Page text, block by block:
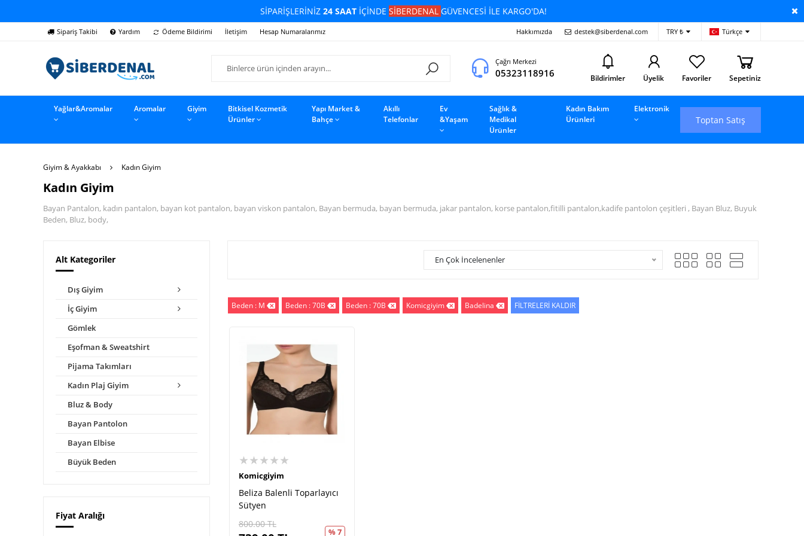
SİPARİŞLERİNİZ 24 SAATİÇİNDE SİBERDENAL GÜVENCESİ İLE KARGO'DA!
Sipariş Takibi Yardım Ödeme Bildirimi İletişim Hesap Numaralarımız Hakkımızda destek@siberdenal.com TRY ₺ Türkçe
Çağrı Merkezi
05323118916 Bildirimler Üyelik Favoriler Sepetiniz
Yağlar&Aromalar Aromalar Giyim
Bitkisel Kozmetik
Ürünler
Yapı Market &
Bahçe
Akıllı
Telefonlar
Ev
&Yaşam
Sağlık &
Medikal
Ürünler
Kadın Bakım
Ürünleri
Elektronik
Toptan Satış
Giyim & Ayakkabı Kadın Giyim
Kadın Giyim
Bayan Pantalon, kadın pantalon, bayan kot pantalon, bayan viskon pantalon, Bayan bermuda, bayan bermuda, jakar pantalon, korse pantalon,fitilli pantalon,kadife pantolon çeşitleri , Bayan Bluz, Buyuk
Beden, Bluz, body,
Alt Kategoriler
Dış Giyim
İç Giyim
Gömlek
Eşofman & Sweatshirt
Pijama Takımları
Kadın Plaj Giyim
Bluz & Body
Bayan Pantolon
Bayan Elbise
Büyük Beden
Fiyat Aralığı
En Çok İncelenenler
Beden : M Beden : 70B Beden : 70B Komicgiyim Badelina FİLTRELERİ KALDIR
★★★★★
Komicgiyim
Beliza Balenli Toparlayıcı
Sütyen
800.00TL
% 7